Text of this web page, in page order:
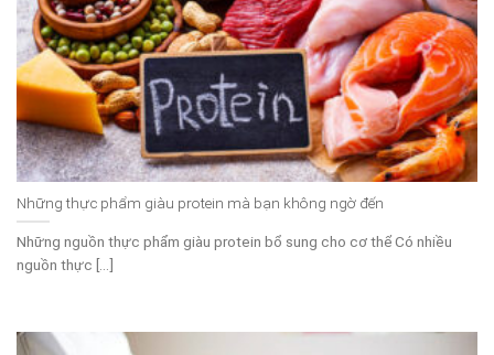
Những thực phẩm giàu protein mà bạn không ngờ đến
Những nguồn thực phẩm giàu protein bổ sung cho cơ thể Có nhiều
nguồn thực [...]